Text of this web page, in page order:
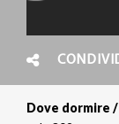
Dove dormire